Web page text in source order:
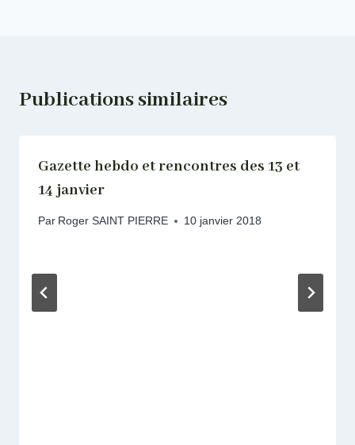
Publications similaires
Gazette hebdo et rencontres des 13 et
14 janvier
Par Roger SAINT PIERRE 10 janvier 2018